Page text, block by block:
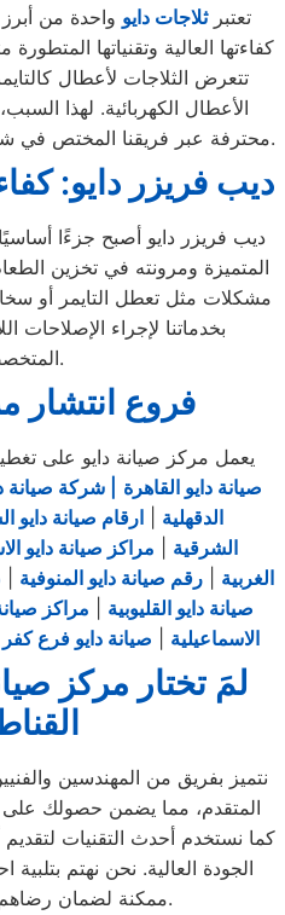
تعتبرثلاجات دايو واحدة من أبرز
كفاءتها العالية وتقنياتها
تتعرض الثلاجات لأعطال
الأعطال الكهربائية. لهذا
محترفة عبر فريقنا المختص في شبين القناطر والمناطق المحيطة.
ديب فريزر دايو:
ديب فريزر دايو أصبح جزءًا
المتميزة ومرونته في تخزين
مشكلات مثل تعطل التايمر أو
بخدماتنا لإجراء الإصلاحات
المتخصصين.
فروع انتشار
يعمل مركز صيانة دايو على
صيانة دايو القاهرة
| شركة صيانة
الدقهلية
ارقام صيانة دايو
الشرقية
مراكز صيانة دايو
الغربية |رقم صيانة دايو المنوفية
صيانة دايو القليوبية
مراكز
الاسماعيلية
صيانة دايو فرع
لمَ تختار مركز
نتميز بفريق من المهندسين
المتقدم، مما يضمن حصولك
كما نستخدم أحدث التقنيات لتقديم
الجودة العالية. نحن نهتم
ممكنة لضمان رضاهم وثقتهم الدائمة بنا.